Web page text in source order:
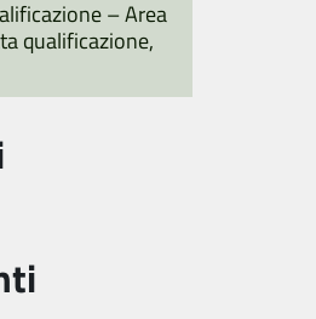
– Area
qualificazione,